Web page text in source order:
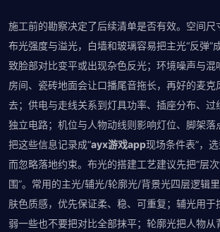
施工前的勘察决定了后续清单是否有效。空间尺
布光强度与溢光，白墙和玻璃容易把主光“反弹”
致脸部对比变平或出现杂色反光；环境噪声与混
房间、瓷砖地面会让口播尾音拖长，再好的麦克
去；供电与走线关系到灯具功率、插座分布、过
独立电路；机位与人物动线则影响灯位、脚架落
把这些信息记录成“ayx游戏app现场条件表”，
而忽略落地约束。布光的搭建工艺建议先把“层
围”。常用的主光/辅光/轮廓光/背景光四层逻辑
肤色质感，优先保证柔、稳、可重复；辅光用于
弱一些也不要把对比全部抹平；轮廓光把人物从